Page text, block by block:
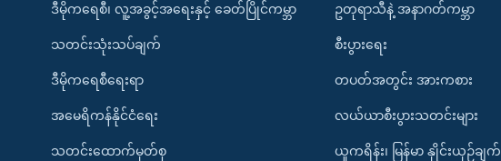
ဒီမိုကရေစီ၊ လူ့အခွင့်အရေးနှင့် ခေတ်ပြိုင်ကမ္ဘာ
သတင်းသုံးသပ်ချက်
ဒီမိုကရေစီရေးရာ
အမေရိကန်နိုင်ငံရေး
သတင်းထောက်မှတ်စု
ဥတုရာသီနဲ့ အနာဂတ်ကမ္ဘာ
စီးပွားရေး
တပတ်အတွင်း အားကစား
လယ်ယာစီးပွားသတင်းများ
ယူကရိန်း၊ မြန်မာ နှိုင်းယှဉ်ချက်